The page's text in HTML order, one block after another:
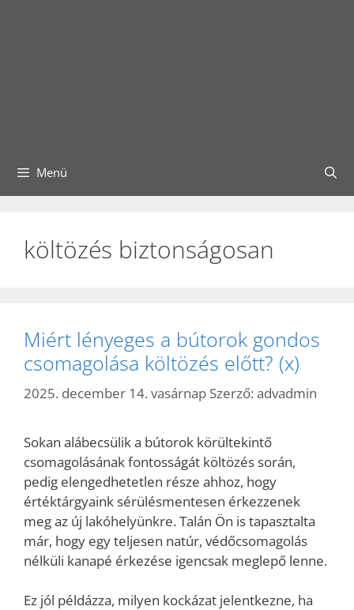
Menü
költözés biztonságosan
Miért lényeges a bútorok gondos
csomagolása költözés előtt? (x)
2025. december 14. vasárnap Szerző: advadmin
Sokan alábecsülik a bútorok körültekintő
csomagolásának fontosságát költözés során,
pedig elengedhetetlen része ahhoz, hogy
értéktárgyaink sérülésmentesen érkezzenek
meg az új lakóhelyünkre. Talán Ön is tapasztalta
már, hogy egy teljesen natúr, védőcsomagolás
nélküli kanapé érkezése igencsak meglepő lenne.
Ez jól példázza, milyen kockázat jelentkezne, ha